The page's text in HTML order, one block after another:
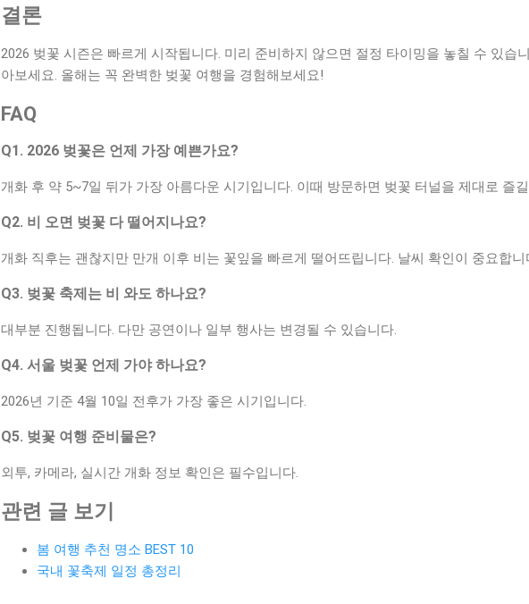
결론
2026 벚꽃 시즌은 빠르게 시작됩니다. 미리 준비하지 않으면 절정 타이밍을 놓칠 수 있습
아보세요. 올해는 꼭 완벽한 벚꽃 여행을 경험해보세요!
FAQ
Q1. 2026 벚꽃은 언제 가장 예쁜가요?
개화 후 약 5~7일 뒤가 가장 아름다운 시기입니다. 이때 방문하면 벚꽃 터널을 제대로 즐
Q2. 비 오면 벚꽃 다 떨어지나요?
개화 직후는 괜찮지만 만개 이후 비는 꽃잎을 빠르게 떨어뜨립니다. 날씨 확인이 중요합니
Q3. 벚꽃 축제는 비 와도 하나요?
대부분 진행됩니다. 다만 공연이나 일부 행사는 변경될 수 있습니다.
Q4. 서울 벚꽃 언제 가야 하나요?
2026년 기준 4월 10일 전후가 가장 좋은 시기입니다.
Q5. 벚꽃 여행 준비물은?
외투, 카메라, 실시간 개화 정보 확인은 필수입니다.
관련 글 보기
봄 여행 추천 명소 BEST 10
국내 꽃축제 일정 총정리